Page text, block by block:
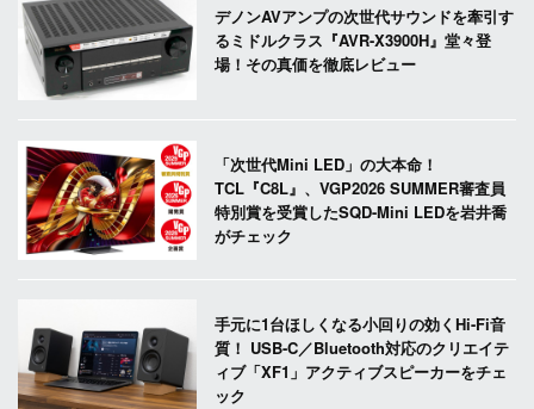
デノンAVアンプの次世代サウンドを牽引す
るミドルクラス『AVR-X3900H』堂々登
場！その真価を徹底レビュー
「次世代Mini LED」の大本命！
TCL『C8L』、VGP2026 SUMMER審査員
特別賞を受賞したSQD-Mini LEDを岩井喬
がチェック
手元に1台ほしくなる小回りの効くHi-Fi音
質！ USB-C／Bluetooth対応のクリエイテ
ィブ「XF1」アクティブスピーカーをチェ
ック